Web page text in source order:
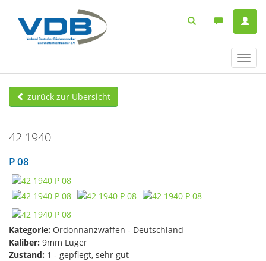
ein-/
zurück zur Übersicht
42 1940
P 08
Kategorie: Ordonnanzwaffen - Deutschland
Kaliber: 9mm Luger
Zustand: 1 - gepflegt, sehr gut